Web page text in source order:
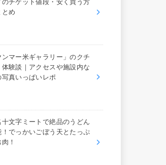
のチケット値段・安く買う方
とめ
ンマー米ギャラリー」のクチ
体験談｜アクセスや施設内な
写真いっぱいレポ
十文字ミートで絶品のうどん
！でっかいごぼう天とたっぷ
！